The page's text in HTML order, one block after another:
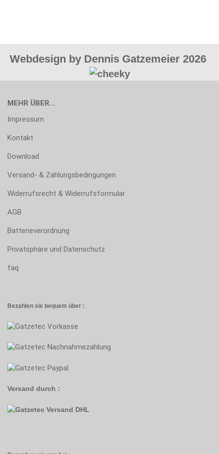
Webdesign by Dennis Gatzemeier 2026
MEHR ÜBER...
Impressum
Kontakt
Download
Versand- & Zahlungsbedingungen
Widerrufsrecht & Widerrufsformular
AGB
Batterieverordnung
Privatsphäre und Datenschutz
faq
Bezahlen sie bequem über :
Versand durch :